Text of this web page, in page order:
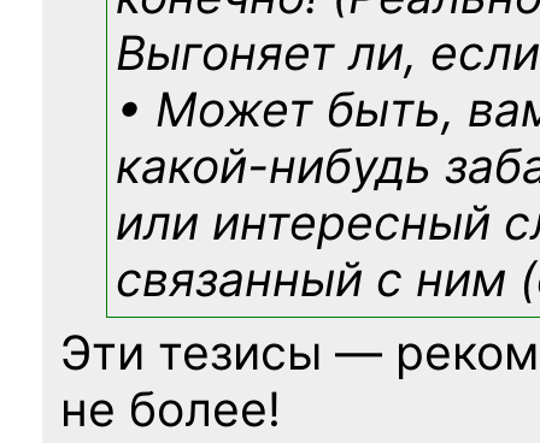
Выгоняет ли,
• Может быть,
какой-нибудь
или интересный
связанный с ним
Эти тезисы —
не более!